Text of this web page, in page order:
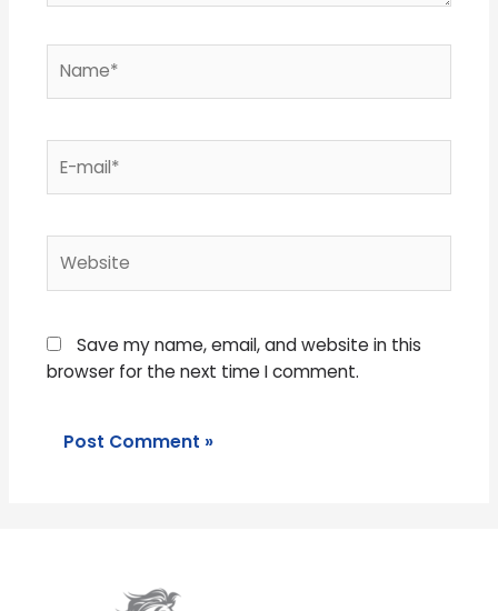
mail*
Save my name, email, and website in this
browser for the next time I comment.